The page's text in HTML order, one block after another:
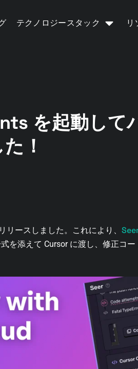
テクノロジースタック リ
を起動して
！
リースしました。これにより、
を添えて Cursor に渡し、修正コ